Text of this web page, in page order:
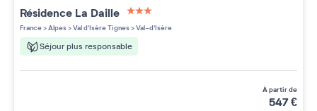
Résidence La Daille
3 étoiles sur 5
France>Alpes>Val d'Isère Tignes>Val-d'Isère
Séjour plus responsable
à partir de
547€